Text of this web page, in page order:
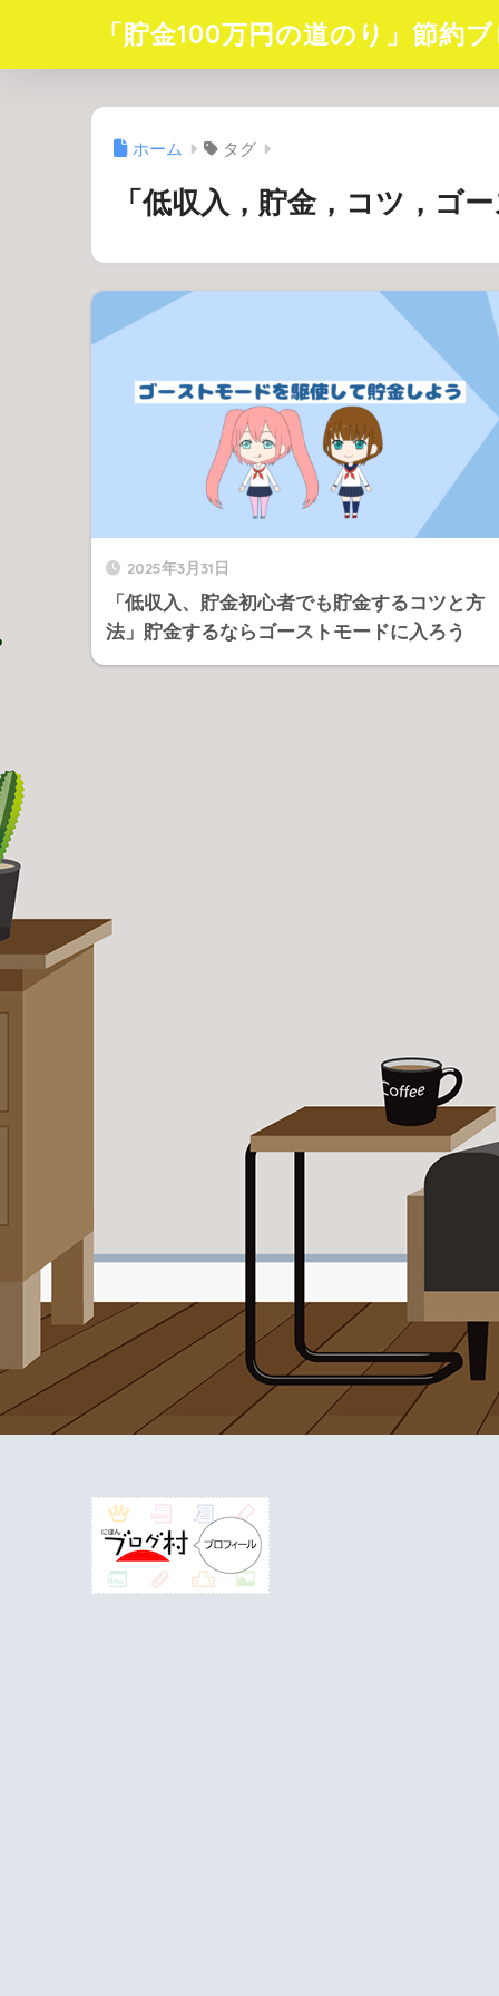
「貯金100万円の道のり」節約
ホーム タグ
「低収入，貯金，コツ，ゴ
2025年3月31日
「低収入、貯金初心者でも貯金するコツと方
法」貯金するならゴーストモードに入ろう